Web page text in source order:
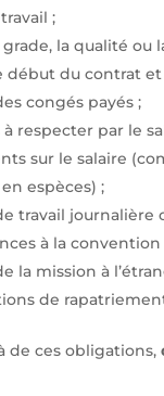
;
la qualité ou
début du contrat et
congés payés ;
à respecter par le
sur le salaire
espèces) ;
travail journalière
à la
la mission à
de
de ces obligations,